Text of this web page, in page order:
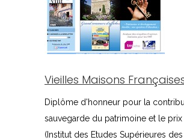
Vieilles Maisons
Diplôme d'honneur pour la
sauvegarde du patrimoine et le prix
(Institut des Etudes Supérieures des